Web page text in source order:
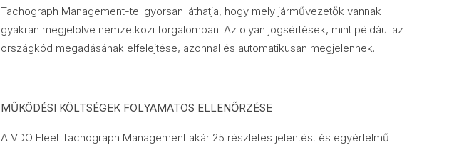
Tachograph Management-tel gyorsan láthatja, hogy mely járművezetők vannak
gyakran megjelölve nemzetközi forgalomban. Az olyan jogsértések, mint például az
országkód megadásának elfelejtése, azonnal és automatikusan megjelennek.
MŰKÖDÉSI KÖLTSÉGEK FOLYAMATOS ELLENŐRZÉSE
A VDO Fleet Tachograph Management akár 25 részletes jelentést és egyértelmű